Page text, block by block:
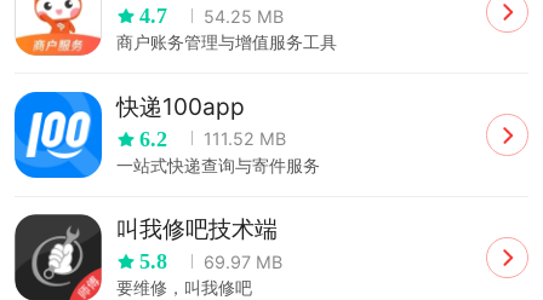
4.7
54.25 MB
商户账务管理与增值服务工具
快递100app
6.2
111.52 MB
一站式快递查询与寄件服务
叫我修吧技术端
5.8
69.97 MB
要维修，叫我修吧